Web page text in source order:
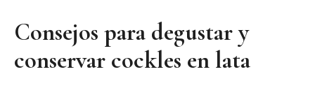
Consejos para degustar y
conservar cockles en lata